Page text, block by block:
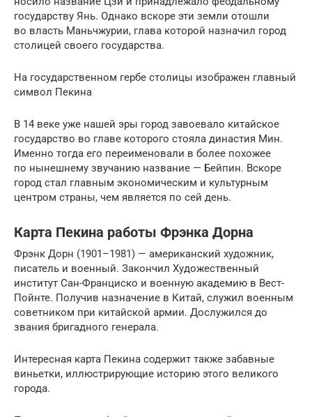
государству Янь. Однако вскоре эти земли отошли
во власть Маньчжурии, глава которой назначил город
столицей своего государства.
На государственном гербе столицы изображен главный
символ Пекина
В 14 веке уже нашей эры город завоевало китайское
государство во главе которого стояла династия Мин.
Именно тогда его переименовали в более похожее
по нынешнему звучанию название — Бейпин. Вскоре
город стал главным экономическим и культурным
центром страны, чем является по сей день.
Карта Пекина работы Фрэнка Дорна
Фрэнк Дорн (1901–1981) — американский художник,
писатель и военный. Закончил Художественный
институт Сан-Франциско и военную академию в Вест-
Пойнте. Получив назначение в Китай, служил военным
советником при китайской армии. Дослужился до
звания бригадного генерала.
Интересная карта Пекина содержит также забавные
виньетки, иллюстрирующие историю этого великого
города.